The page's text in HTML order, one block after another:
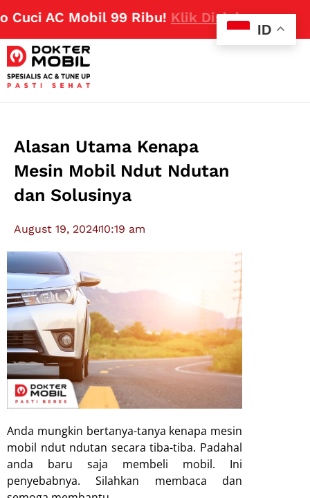
AC Mobil 99 Ribu!Klik Disini
Alasan Utama Kenapa
Mesin Mobil Ndut Ndutan
dan Solusinya
August 19, 202410:19 am
Anda mungkin bertanya-tanya kenapa mesin
mobil ndut ndutan secara tiba-tiba. Padahal
anda baru saja membeli mobil. Ini
penyebabnya. Silahkan membaca dan
ID